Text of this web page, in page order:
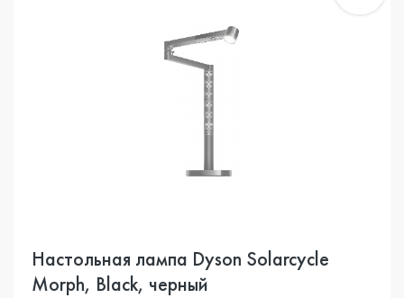
Настольная лампа Dyson Solarcycle
Morph, Black, черный